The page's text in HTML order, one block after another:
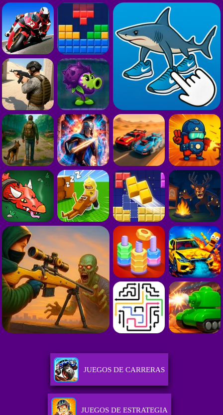
JUEGOS DE CARRERAS
JUEGOS DE ESTRATEGIA